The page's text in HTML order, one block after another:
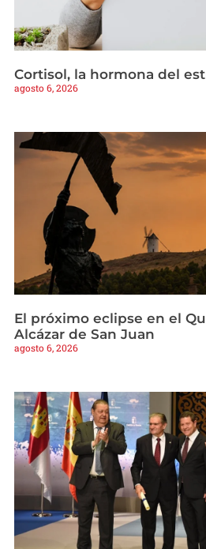
Cortisol, la hormona del
agosto 6, 2026
El próximo eclipse en el
Alcázar de San Juan
agosto 6, 2026